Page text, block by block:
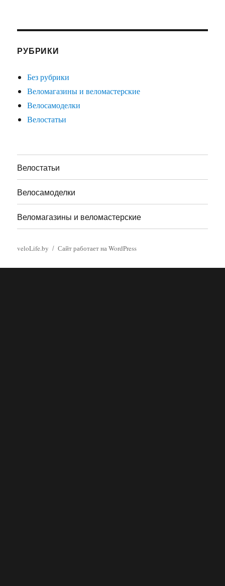
РУБРИКИ
Без рубрики
Веломагазины и веломастерские
Велосамоделки
Велостатьи
Велостатьи
Велосамоделки
Веломагазины и веломастерские
veloLife.by Сайт работает на WordPress